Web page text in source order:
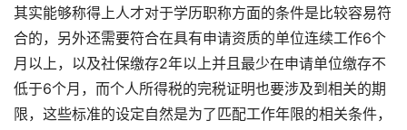
其实能够称得上人才对于学历职称方面的条件是比较容易符
合的，另外还需要符合在具有申请资质的单位连续工作6个
月以上，以及社保缴存2年以上并且最少在申请单位缴存不
低于6个月，而个人所得税的完税证明也要涉及到相关的期
限，这些标准的设定自然是为了匹配工作年限的相关条件，